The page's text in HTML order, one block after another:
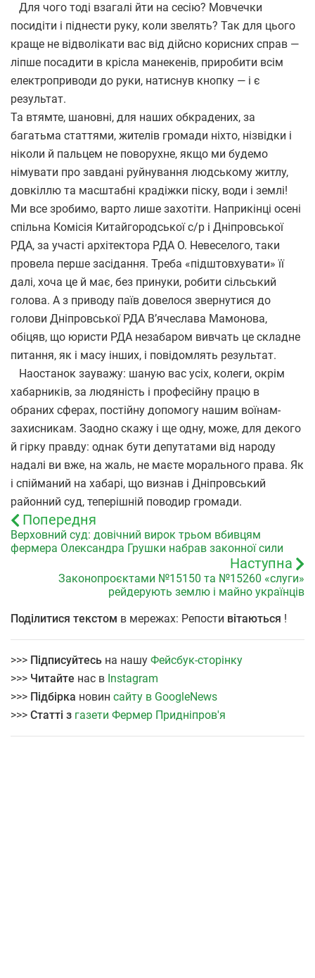
Для чого тоді взагалі йти на сесію? Мовчечки
посидіти і піднести руку, коли звелять? Так для цього
краще не відволікати вас від дійсно корисних справ —
ліпше посадити в крісла манекенів, приробити всім
електроприводи до руки, натиснув кнопку — і є
результат.
Та втямте, шановні, для наших обкрадених, за
багатьма статтями, жителів громади ніхто, нізвідки і
ніколи й пальцем не поворухне, якщо ми будемо
німувати про завдані руйнування людському житлу,
довкіллю та масштабні крадіжки піску, води і землі!
Ми все зробимо, варто лише захотіти. Наприкінці осені
спільна Комісія Китайгородської с/р і Дніпровської
РДА, за участі архітектора РДА О. Невеселого, таки
провела перше засідання. Треба «підштовхувати» її
далі, хоча це й має, без принуки, робити сільський
голова. А з приводу паїв довелося звернутися до
голови Дніпровської РДА В’ячеслава Мамонова,
обіцяв, що юристи РДА незабаром вивчать це складне
питання, як і масу інших, і повідомлять результат.
Наостанок зауважу: шаную вас усіх, колеги, окрім
хабарників, за людяність і професійну працю в
обраних сферах, постійну допомогу нашим воїнам-
захисникам. Заодно скажу і ще одну, може, для декого
й гірку правду: однак бути депутатами від народу
надалі ви вже, на жаль, не маєте морального права. Як
і спійманий на хабарі, що визнав і Дніпровський
районний суд, теперішній поводир громади.
Попередня
Верховний суд: довічний вирок трьом вбивцям
фермера Олександра Грушки набрав законної сили
Наступна
Законопроєктами №15150 та №15260 «слуги»
рейдерують землю і майно українців
Поділитися текстом в мережах: Репости вітаються !
>>> Підписуйтесь на нашу Фейсбук-сторінку
>>> Читайте нас в Instagram
>>> Підбірка новин сайту в GoogleNews
>>> Статті з газети Фермер Придніпров'я